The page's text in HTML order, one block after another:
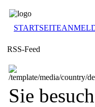
STARTSEITE
RSS-Feed
Sie